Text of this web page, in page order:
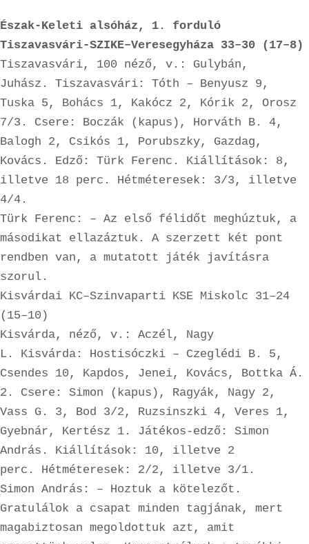
Észak-Keleti alsóház, 1. forduló
Tiszavasvári-SZIKE–Veresegyháza 33–30 (17–8)
Tiszavasvári, 100 néző, v.: Gulybán,
Juhász. Tiszavasvári: Tóth – Benyusz 9,
Tuska 5, Bohács 1, Kakócz 2, Kórik 2, Orosz
7/3. Csere: Boczák (kapus), Horváth B. 4,
Balogh 2, Csikós 1, Porubszky, Gazdag,
Kovács. Edző: Türk Ferenc. Kiállítások: 8,
illetve 18 perc. Hétméteresek: 3/3, illetve
4/4.
Türk Ferenc: – Az első félidőt meghúztuk, a
másodikat ellazáztuk. A szerzett két pont
rendben van, a mutatott játék javításra
szorul.
Kisvárdai KC–Szinvaparti KSE Miskolc 31–24
(15–10)
Kisvárda, néző, v.: Aczél, Nagy
L. Kisvárda: Hostisóczki – Czeglédi B. 5,
Csendes 10, Kapdos, Jenei, Kovács, Bottka Á.
2. Csere: Simon (kapus), Ragyák, Nagy 2,
Vass G. 3, Bod 3/2, Ruzsinszki 4, Veres 1,
Gyebnár, Kertész 1. Játékos-edző: Simon
András. Kiállítások: 10, illetve 2
perc. Hétméteresek: 2/2, illetve 3/1.
Simon András: – Hoztuk a kötelezőt.
Gratulálok a csapat minden tagjának, mert
magabiztosan megoldottuk azt, amit